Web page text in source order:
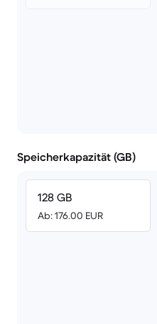
Speicherkapazität (GB)
128 GB
Ab: 176.00 EUR